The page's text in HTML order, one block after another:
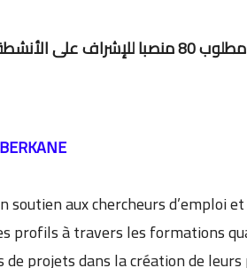
اطار المدرسة المفتوحة
aux chercheurs d’emploi
profils à travers les formations
projets dans la création de